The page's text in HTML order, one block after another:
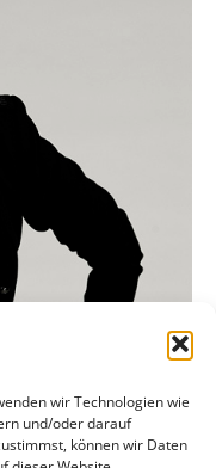
wir Technologien wie
und/oder darauf
können wir Daten